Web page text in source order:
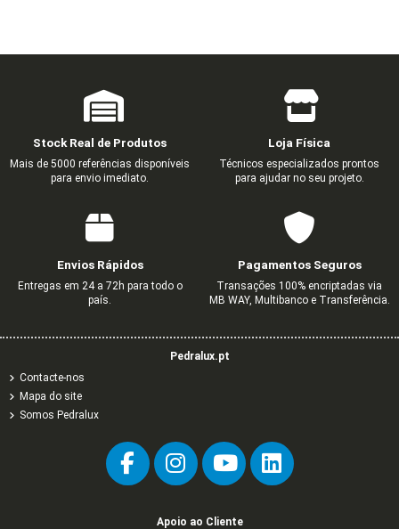
Stock Real de Produtos
Mais de 5000 referências disponíveis
para envio imediato.
Loja Física
Técnicos especializados prontos
para ajudar no seu projeto.
Envios Rápidos
Entregas em 24 a 72h para todo o
país.
Pagamentos Seguros
Transações 100% encriptadas via
MB WAY, Multibanco e Transferência.
Pedralux.pt
Contacte-nos
Mapa do site
Somos Pedralux
Apoio ao Cliente